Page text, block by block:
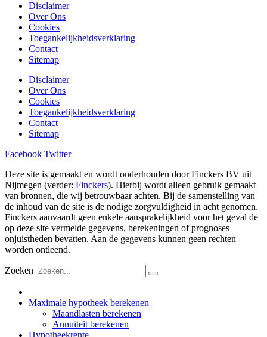
Disclaimer
Over Ons
Cookies
Toegankelijkheidsverklaring
Contact
Sitemap
Disclaimer
Over Ons
Cookies
Toegankelijkheidsverklaring
Contact
Sitemap
Facebook Twitter
Deze site is gemaakt en wordt onderhouden door Finckers BV uit
Nijmegen (verder: Finckers). Hierbij wordt alleen gebruik gemaakt
van bronnen, die wij betrouwbaar achten. Bij de samenstelling van
de inhoud van de site is de nodige zorgvuldigheid in acht genomen.
Finckers aanvaardt geen enkele aansprakelijkheid voor het geval de
op deze site vermelde gegevens, berekeningen of prognoses
onjuistheden bevatten. Aan de gegevens kunnen geen rechten
worden ontleend.
Zoeken
Maximale hypotheek berekenen
Maandlasten berekenen
Annuïteit berekenen